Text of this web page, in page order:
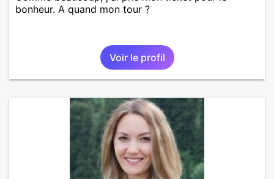
bonheur. A quand mon tour ?
Voir le profil